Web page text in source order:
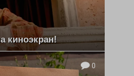
киноэкран!
0